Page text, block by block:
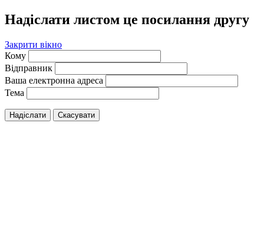
Надіслати листом це посилання другу
Закрити вікно
Кому
Відправник
Ваша електронна адреса
Тема
Надіслати Скасувати